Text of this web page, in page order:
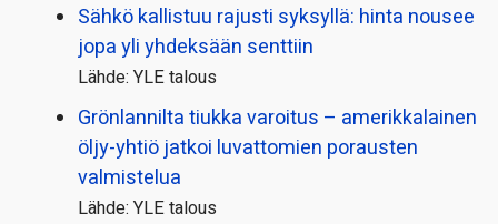
Sähkö kallistuu rajusti syksyllä: hinta nousee
jopa yli yhdeksään senttiin
Lähde: YLE talous
Grönlannilta tiukka varoitus – amerikkalainen
öljy-yhtiö jatkoi luvattomien porausten
valmistelua
Lähde: YLE talous